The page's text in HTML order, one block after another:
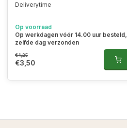
Deliverytime
Op voorraad
Op werkdagen vóór 14.00 uur besteld,
zelfde dag verzonden
€4,25
€3,50